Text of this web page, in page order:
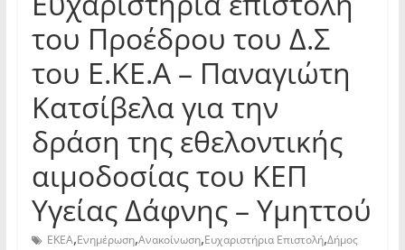
του Προέδρου του Δ.Σ
του Ε.ΚΕ.Α – Παναγιώτη
Κατσίβελα για την
δράση της εθελοντικής
αιμοδοσίας του ΚΕΠ
Υγείας Δάφνης – Υμηττού
EKEA,Ενημέρωση,Ανακοίνωση,Ευχαριστήρια Επιστολή,Δήμος